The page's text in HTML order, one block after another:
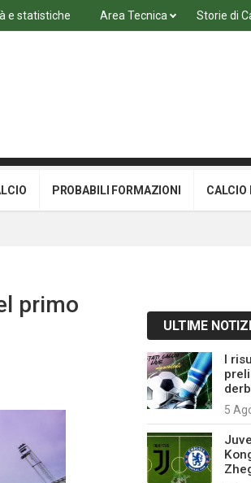
e statistiche Area Tecnica Storie di
PROBABILI FORMAZIONI CALCIO
primo
ULTIME
I
5